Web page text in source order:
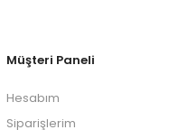
Müşteri Paneli
Hesabım
Siparişlerim